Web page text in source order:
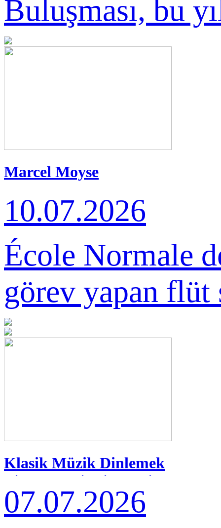
Buluşması, bu
Marcel Moyse
Yarışması'nda Birincilik
Ödülü
10.07.2026
École Normale
görev yapan flüt
Klasik Müzik Dinlemek
Bir Zevk mi, Bir Pratik
mi?
07.07.2026